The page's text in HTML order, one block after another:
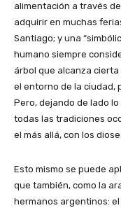
alimentación a través
adquirir en muchas
Santiago; y una
humano siempre
árbol que alcanza cierta
el entorno de la ciudad,
Pero, dejando de lado
todas las tradiciones
el más allá, con los
Esto mismo se puede
que también, como la
hermanos argentinos: